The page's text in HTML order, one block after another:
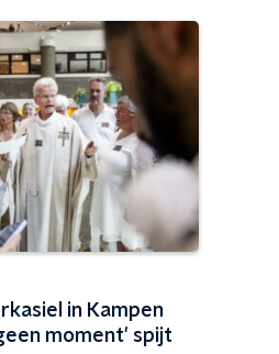
in Kampen
moment' spijt